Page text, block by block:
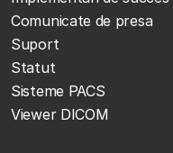
Comunicate de presa
Suport
Statut
Sisteme PACS
Viewer DICOM